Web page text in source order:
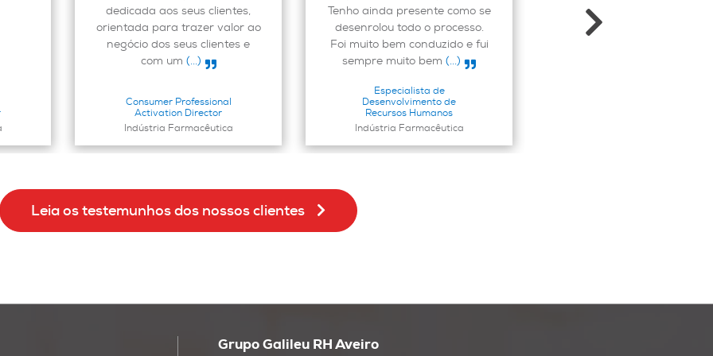
dedicada aos seus clientes,
orientada para trazer valor ao
negócio dos seus clientes e
com um (...)
Consumer Professional
Activation Director
Indústria Farmacêutica
Tenho ainda presente como se
desenrolou todo o processo.
Foi muito bem conduzido e fui
sempre muito bem (...)
Especialista de
Desenvolvimento de
Recursos Humanos
Indústria Farmacêutica
empresa sente que esta
parceria é respeitada e
Leia os testemunhos dos nossos clientes
Grupo Galileu RH Aveiro